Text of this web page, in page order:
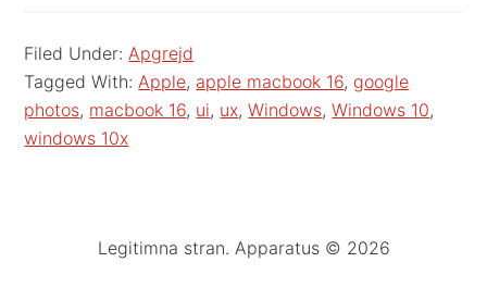
Filed Under: Apgrejd
Tagged With: Apple, apple macbook 16, google
photos, macbook 16, ui, ux,Windows,Windows 10,
windows 10x
Legitimna stran. Apparatus © 2026